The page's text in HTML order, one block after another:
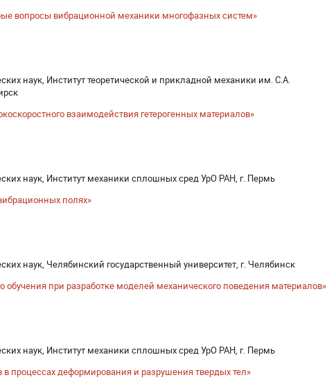
вопросы вибрационной механики многофазных систем»
наук, Институт теоретической и прикладной механики им. С.А.
взаимодействия гетерогенных материалов»
наук, Институт механики сплошных сред УрО РАН, г. Пермь
полях»
наук, Челябинский государственный университет, г. Челябинск
при разработке моделей механического поведения материалов»
наук, Институт механики сплошных сред УрО РАН, г. Пермь
процессах деформирования и разрушения твердых тел»